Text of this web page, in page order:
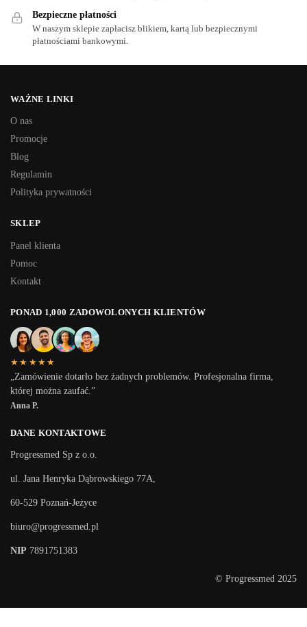
Bezpieczne płatności
W naszym sklepie zapłacisz blikiem, kartą lub bezpiecznymi
płatnościami bankowymi.
WAŻNE LINKI
O nas
Promocje
Blog
Regulamin
Polityka prywatności
SKLEP
Panel klienta
Pomoc
Kontakt
PONAD 1,000 ZADOWOLONYCH KLIENTÓW
★★★★★
„Zamówienie dotarło bez żadnych problemów. Profesjonalna firma,
której można zaufać.”
Anna P.
DANE KONTAKTOWE
Progressmed Sp z o.o.
ul. Jana Henryka Dąbrowskiego 77A,
60-529 Poznań-Jeżyce
biuro@progressmed.pl
NIP 7891751383
© Progressmed 2025